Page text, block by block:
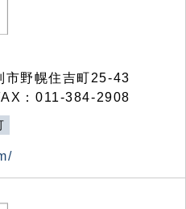
野幌住吉町25-43
：011-384-2908